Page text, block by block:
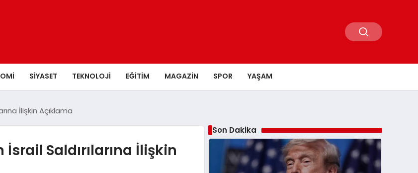
SIYASET TEKNOLOJI EĞITIM MAGAZIN SPOR YAŞAM
İlişkin Açıklama
Saldırılarına İlişkin
Son Dakika